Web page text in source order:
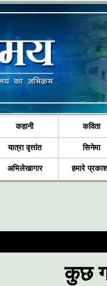
कहानी कविता
यात्रा वृत्तांत सिनेमा
अभिलेखागार हमारे
कुछ